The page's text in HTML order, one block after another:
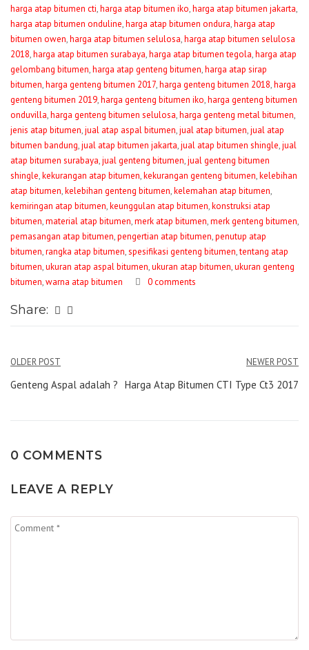
harga atap bitumen cti,harga atap bitumen iko,harga atap bitumen jakarta,
harga atap bitumen onduline,harga atap bitumen ondura,harga atap
bitumen owen,harga atap bitumen selulosa,harga atap bitumen selulosa
2018,harga atap bitumen surabaya,harga atap bitumen tegola,harga atap
gelombang bitumen,harga atap genteng bitumen,harga atap sirap
bitumen,harga genteng bitumen 2017,harga genteng bitumen 2018,harga
genteng bitumen 2019,harga genteng bitumen iko,harga genteng bitumen
onduvilla,harga genteng bitumen selulosa,harga genteng metal bitumen,
jenis atap bitumen,jual atap aspal bitumen,jual atap bitumen,jual atap
bitumen bandung,jual atap bitumen jakarta,jual atap bitumen shingle,jual
atap bitumen surabaya,jual genteng bitumen,jual genteng bitumen
shingle,kekurangan atap bitumen,kekurangan genteng bitumen,kelebihan
atap bitumen,kelebihan genteng bitumen,kelemahan atap bitumen,
kemiringan atap bitumen,keunggulan atap bitumen,konstruksi atap
bitumen,material atap bitumen,merk atap bitumen,merk genteng bitumen,
pemasangan atap bitumen,pengertian atap bitumen,penutup atap
bitumen,rangka atap bitumen,spesifikasi genteng bitumen,tentang atap
bitumen,ukuran atap aspal bitumen,ukuran atap bitumen,ukuran genteng
bitumen,warna atap bitumen 0 comments
Share:
Navigasi
pos
OLDER POST
Genteng Aspal adalah ?
NEWER POST
Harga Atap Bitumen CTI Type Ct3 2017
0 COMMENTS
LEAVE A REPLY